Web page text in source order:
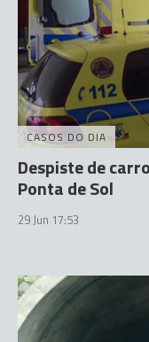
CASOS DO DIA
Despiste de
Ponta de Sol
29 Jun 17:53